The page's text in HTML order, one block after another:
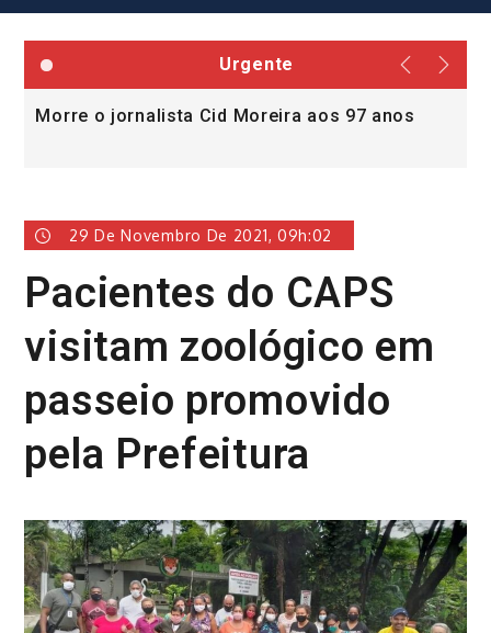
Urgente
Morre o jornalista Cid Moreira aos 97 anos
29 De Novembro De 2021, 09h:02
Pacientes do CAPS
visitam zoológico em
passeio promovido
pela Prefeitura